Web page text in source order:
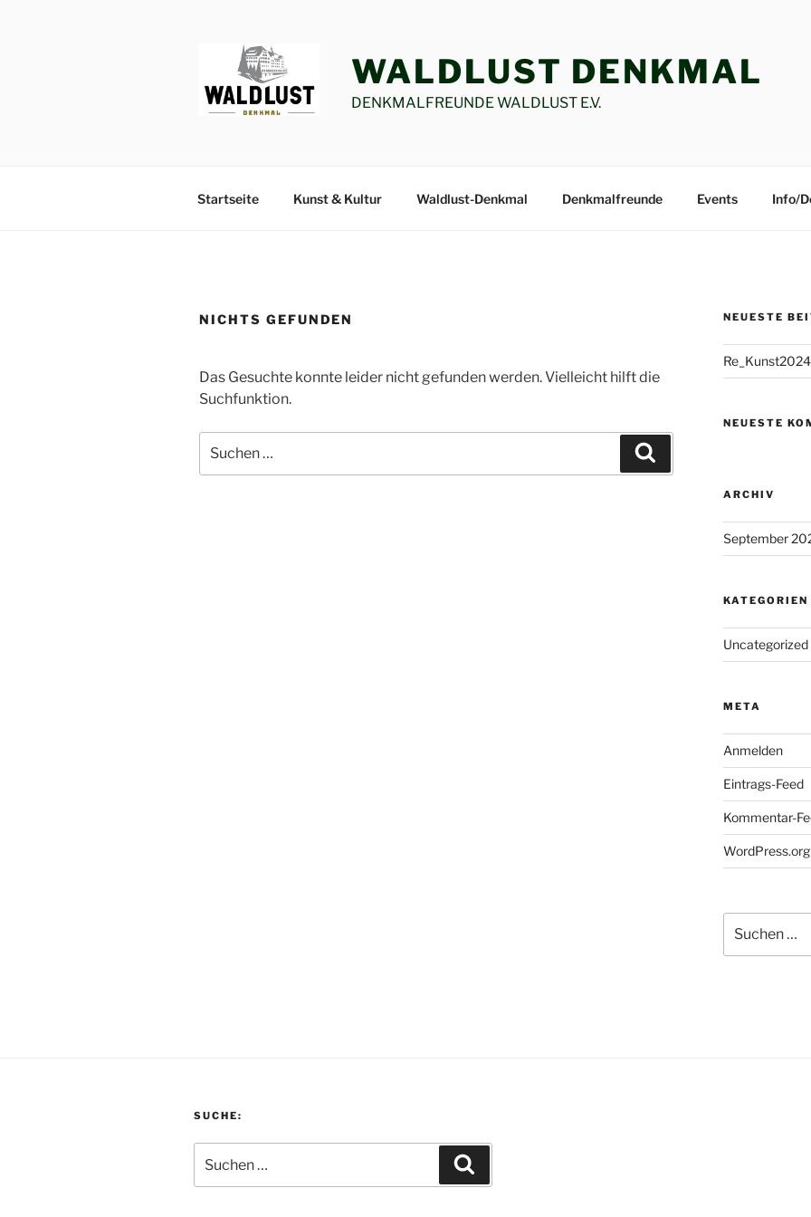
WALDLUST DENKMAL
DENKMALFREUNDE WALDLUST E.V.
Startseite Kunst & Kultur Waldlust-Denkmal Denkmalfreunde Events Info/
NICHTS GEFUNDEN
Das Gesuchte konnte leider nicht gefunden werden. Vielleicht hilft die
Suchfunktion.
nach:
NEUESTE
NEUESTE
ARCHIV
September
KATEGORIEN
Uncategorized
META
Anmelden
Eintrags-Feed
Kommentar-
WordPress.org
nach:
SUCHE:
nach: